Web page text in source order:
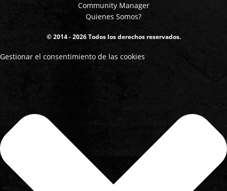
Community Manager
Quienes Somos?
© 2014 - 2026 Todos los derechos reservados.
Gestionar el consentimiento de las cookies